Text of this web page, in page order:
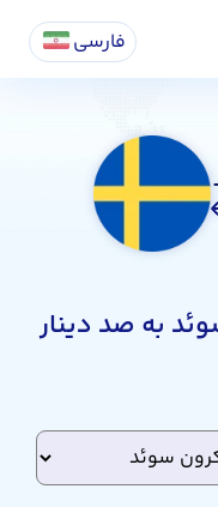
فارسی
به صد دینار